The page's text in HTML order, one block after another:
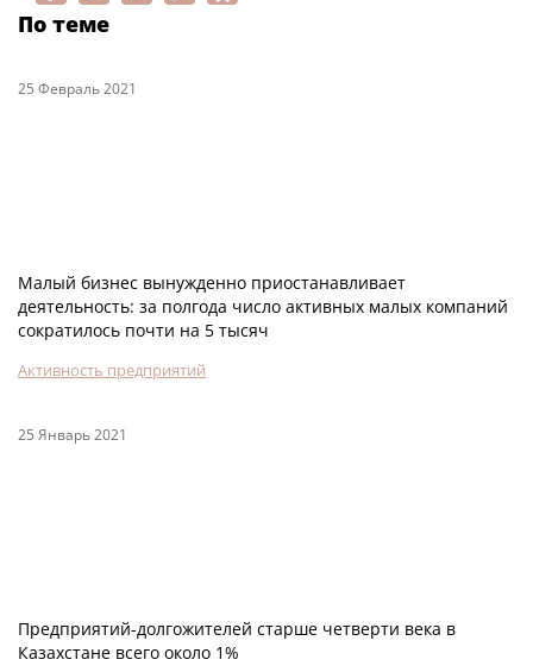
По теме
25 Февраль 2021
Малый бизнес вынужденно приостанавливает
деятельность: за полгода число активных малых компаний
сократилось почти на 5 тысяч
Активность предприятий
25 Январь 2021
Предприятий-долгожителей старше четверти века в
Казахстане всего около 1%